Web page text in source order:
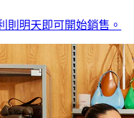
則明天即可開始銷售。